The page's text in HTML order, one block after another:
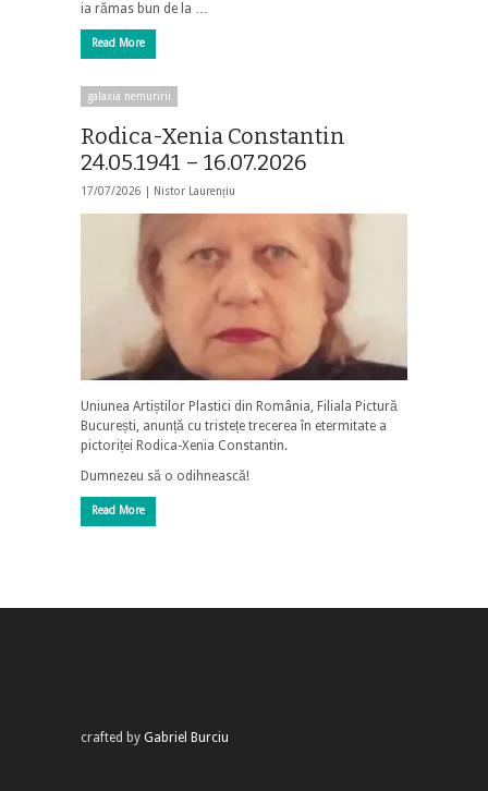
ia rămas bun de la …
Read More
galaxia nemuririi
Rodica-Xenia Constantin
24.05.1941 – 16.07.2026
17/07/2026 | Nistor Laurențiu
Uniunea Artiștilor Plastici din România, Filiala Pictură
București, anunță cu tristețe trecerea în etermitate a
pictoriței Rodica-Xenia Constantin.
Dumnezeu să o odihnească!
Read More
crafted by Gabriel Burciu